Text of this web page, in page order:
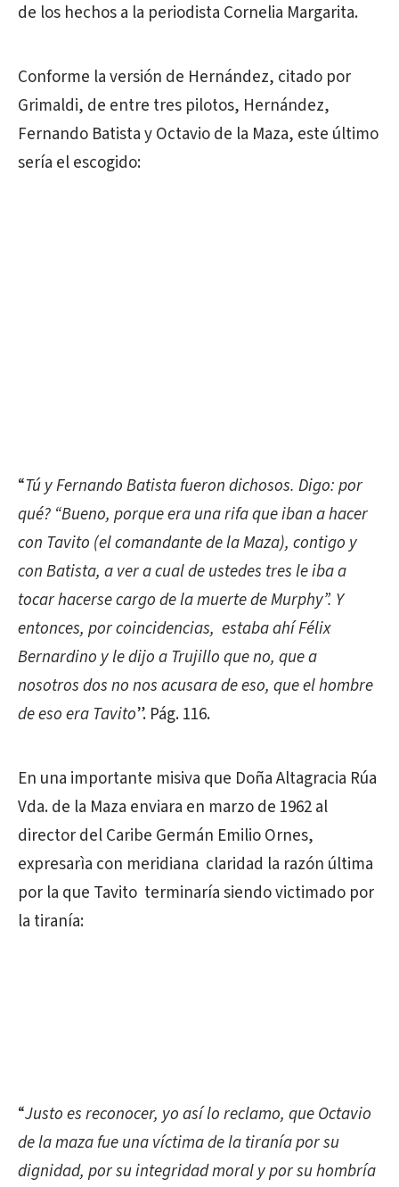
de los hechos a la periodista Cornelia Margarita.
Conforme la versión de Hernández, citado por
Grimaldi, de entre tres pilotos, Hernández,
Fernando Batista y Octavio de la Maza, este último
sería el escogido:
“Tú y Fernando Batista fueron dichosos. Digo: por
qué? “Bueno, porque era una rifa que iban a hacer
con Tavito (el comandante de la Maza), contigo y
con Batista, a ver a cual de ustedes tres le iba a
tocar hacerse cargo de la muerte de Murphy”. Y
entonces, por coincidencias, estaba ahí Félix
Bernardino y le dijo a Trujillo que no, que a
nosotros dos no nos acusara de eso, que el hombre
de eso era Tavito”. Pág. 116.
En una importante misiva que Doña Altagracia Rúa
Vda. de la Maza enviara en marzo de 1962 al
director del Caribe Germán Emilio Ornes,
expresarìa con meridiana claridad la razón última
por la que Tavito terminaría siendo victimado por
la tiranía:
“Justo es reconocer, yo así lo reclamo, que Octavio
de la maza fue una víctima de la tiranía por su
dignidad, por su integridad moral y por su hombría